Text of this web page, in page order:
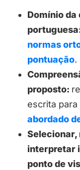
Domínio
normas
pontuação.
proposto:
escrita para
abordado
Selecionar,
interpretar
ponto de